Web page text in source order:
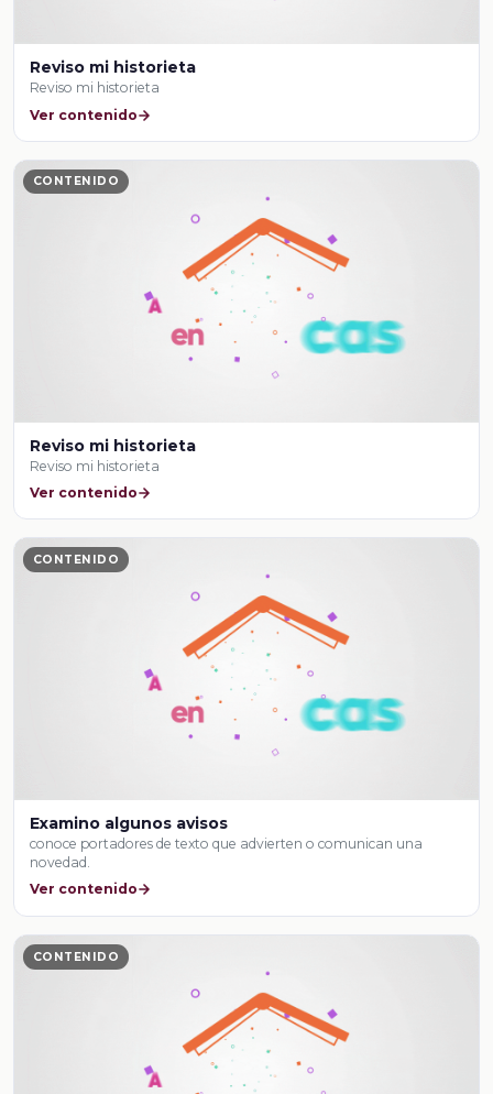
Reviso mi historieta
Reviso mi historieta
Ver contenido
CONTENIDO
Reviso mi historieta
Reviso mi historieta
Ver contenido
CONTENIDO
Examino algunos avisos
conoce portadores de texto que advierten o comunican una
novedad.
Ver contenido
CONTENIDO